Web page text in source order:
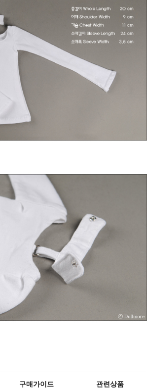
구매가이드 관련상품